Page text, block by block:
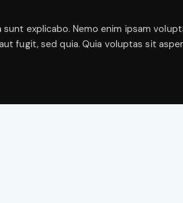
sunt explicabo. Nemo enim ipsam
fugit, sed quia. Quia voluptas sit